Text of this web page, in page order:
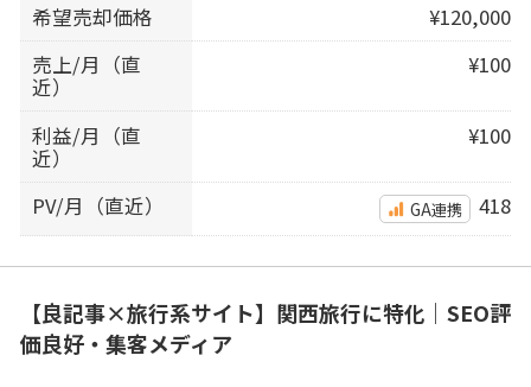
希望売却価格
¥120,000
売上/月（直
近）
¥100
利益/月（直
近）
¥100
PV/月（直近） GA連携 418
【良記事×旅行系サイト】関西旅行に特化｜SEO評
価良好・集客メディア